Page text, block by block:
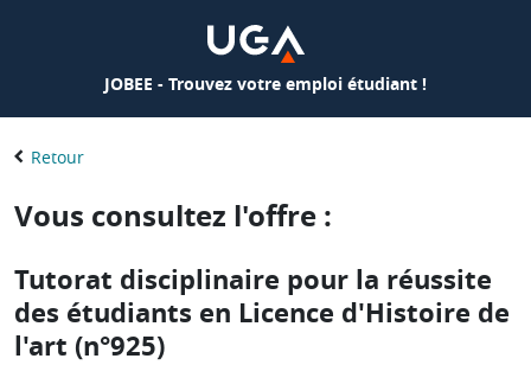
JOBEE - Trouvez votre emploi étudiant !
Retour
Vous consultez l'offre :
Tutorat disciplinaire pour la réussite
des étudiants en Licence d'Histoire de
l'art (n°925)